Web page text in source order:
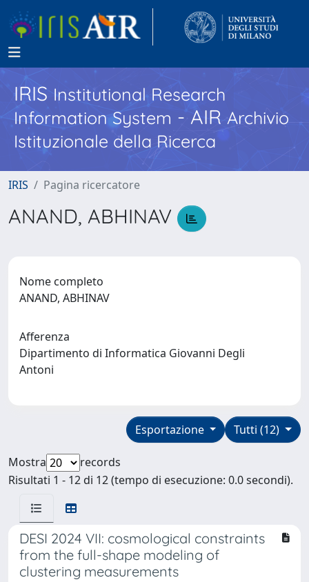
IRISInstitutional Research
Information System - AIR Archivio
Istituzionale della Ricerca
IRIS Pagina ricercatore
ANAND, ABHINAV
Nome completo
ANAND, ABHINAV
Afferenza
Dipartimento di Informatica Giovanni Degli
Antoni
Tutti (12)
Esportazione
Mostra
records
Risultati 1 - 12 di 12 (tempo di esecuzione: 0.0 secondi).
DESI 2024 VII: cosmological constraints
from the full-shape modeling of
clustering measurements